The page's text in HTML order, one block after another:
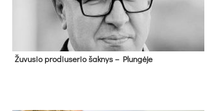
Žu­vu­sio pro­diu­se­rio šak­nys – Plun­gė­je